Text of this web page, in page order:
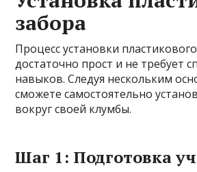
забора
Процесс установки
достаточно прост и не требует
навыков. Следуя нескольким
сможете самостоятельно
вокруг своей клумбы.
Шаг 1: Подготовка